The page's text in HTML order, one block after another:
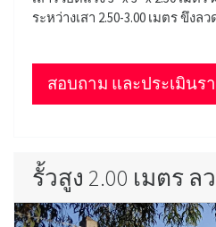
ระหว่างเสา 2.50-3.00 เมตร ขึง
สอบถาม และประเมินร
รั้วสูง 2.00 เมตร ล